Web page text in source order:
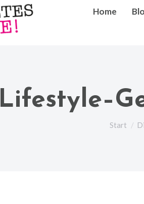
Home
Sie
Start